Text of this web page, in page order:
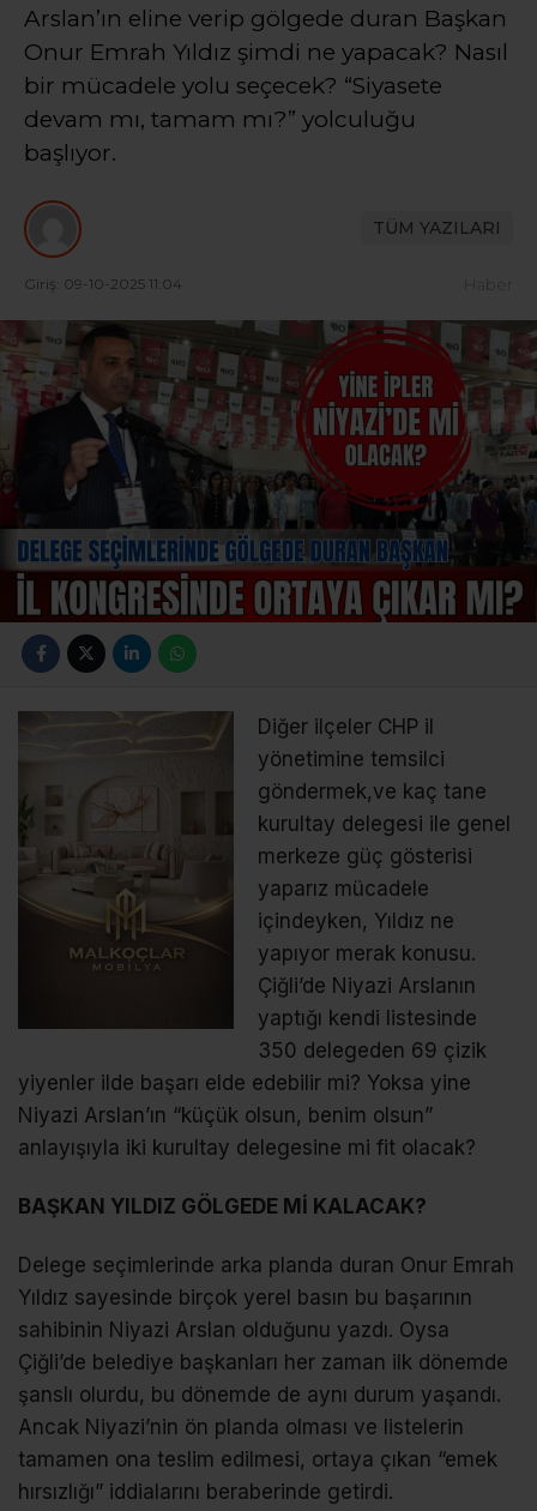
Arslan’ın eline verip gölgede duran Başkan
Onur Emrah Yıldız şimdi ne yapacak? Nasıl
bir mücadele yolu seçecek? “Siyasete
devam mı, tamam mı?” yolculuğu
başlıyor.
TÜM YAZILARI
Giriş: 09-10-2025 11:04 Haber
Diğer ilçeler CHP il
yönetimine temsilci
göndermek,ve kaç tane
kurultay delegesi ile genel
merkeze güç gösterisi
yaparız mücadele
içindeyken, Yıldız ne
yapıyor merak konusu.
Çiğli’de Niyazi Arslanın
yaptığı kendi listesinde
350 delegeden 69 çizik
yiyenler ilde başarı elde edebilir mi? Yoksa yine
Niyazi Arslan’ın “küçük olsun, benim olsun”
anlayışıyla iki kurultay delegesine mi fit olacak?
BAŞKAN YILDIZ GÖLGEDE Mİ KALACAK?
Delege seçimlerinde arka planda duran Onur Emrah
Yıldız sayesinde birçok yerel basın bu başarının
sahibinin Niyazi Arslan olduğunu yazdı. Oysa
Çiğli’de belediye başkanları her zaman ilk dönemde
şanslı olurdu, bu dönemde de aynı durum yaşandı.
Ancak Niyazi’nin ön planda olması ve listelerin
tamamen ona teslim edilmesi, ortaya çıkan “emek
hırsızlığı” iddialarını beraberinde getirdi.